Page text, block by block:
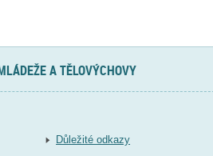
A TĚLOVÝCHOVY
Důležité odkazy